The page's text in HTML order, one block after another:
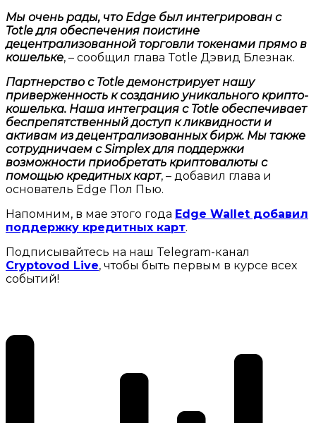
Мы очень рады, что Edge был интегрирован с
Totle для обеспечения поистине
децентрализованной торговли токенами прямо в
кошельке, – сообщил глава Totle Дэвид Блезнак.
Партнерство с Totle демонстрирует нашу
приверженность к созданию уникального крипто-
кошелька. Наша интеграция с Totle обеспечивает
беспрепятственный доступ к ликвидности и
активам из децентрализованных бирж. Мы также
сотрудничаем с Simplex для поддержки
возможности приобретать криптовалюты с
помощью кредитных карт, – добавил глава и
основатель Edge Пол Пью.
Напомним, в мае этого года Edge Wallet добавил
поддержку кредитных карт.
Подписывайтесь на наш Telegram-канал
Cryptovod Live, чтобы быть первым в курсе всех
событий!